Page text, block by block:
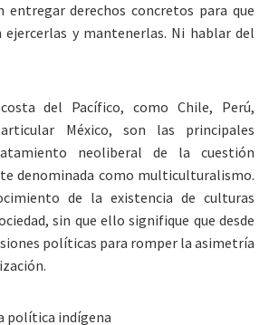
entregar derechos concretos para que
ejercerlas y mantenerlas. Ni hablar del
del Pacífico, como Chile, Perú,
México, son las principales
neoliberal de la cuestión
denominada como multiculturalismo.
de la existencia de culturas
sin que ello signifique que desde
políticas para romper la asimetría
política indígena